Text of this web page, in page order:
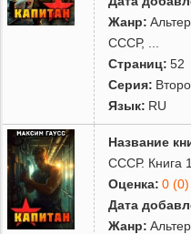
Жанр:
СССР,
Страниц: 52
Серия:
Язык: RU
Название
СССР. Книга
Оценка: 0 (0)
Дата
Жанр: